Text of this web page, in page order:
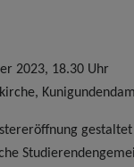
2023, 18.30 Uhr